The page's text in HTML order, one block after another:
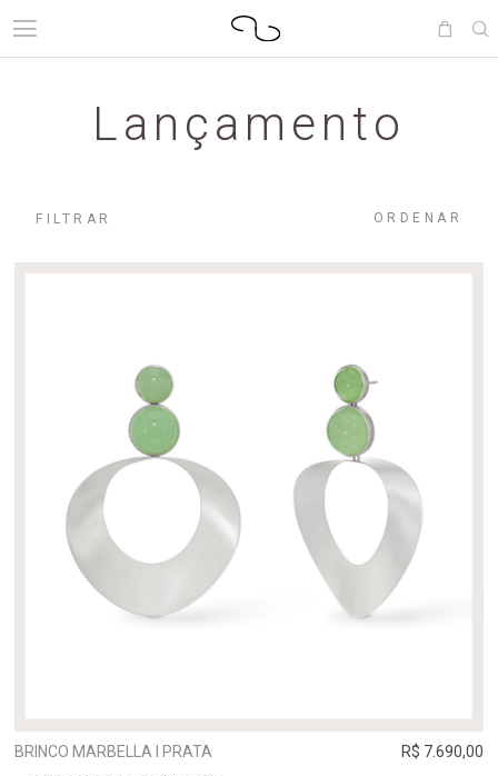
Lançamento
FILTRAR ORDENAR
BRINCO MARBELLA I PRATA R$ 7.690,00